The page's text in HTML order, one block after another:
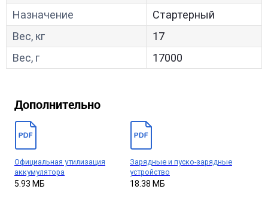
Назначение
Стартерный
Вес, кг
17
Вес, г
17000
Дополнительно
Официальная утилизация
аккумулятора
5.93 МБ
Зарядные и пуско-зарядные
устройство
18.38 МБ